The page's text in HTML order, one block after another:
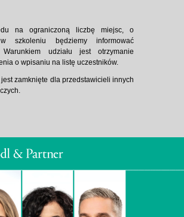
na ograniczoną liczbę miejsc, o
szkoleniu będziemy informować
Warunkiem udziału jest otrzymanie
o wpisaniu na listę uczestników.
zamknięte dla przedstawicieli innych